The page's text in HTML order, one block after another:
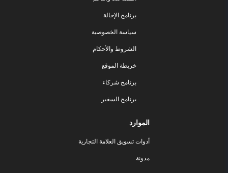
برنامج الإحالة
سياسة الخصوصية
الشروط والأحكام
خريطة الموقع
برنامج شركاء
برنامج السفير
الموارد
أدوات تسويق العلامة التجارية
مدونة